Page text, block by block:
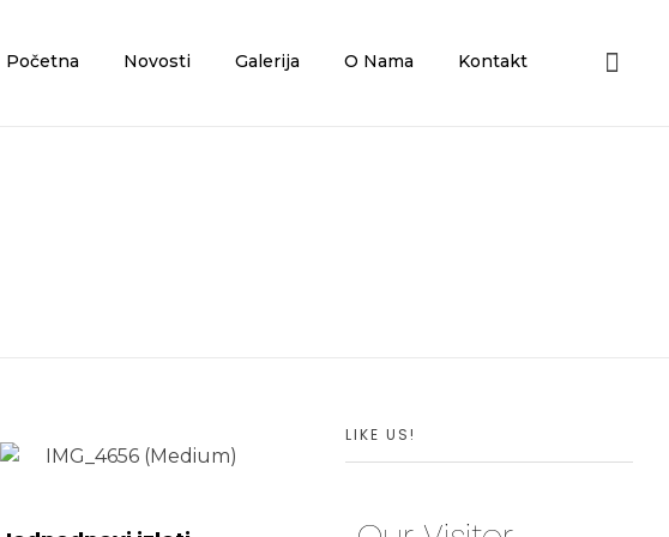
Početna Novosti Galerija O Nama Kontakt
LIKE US!